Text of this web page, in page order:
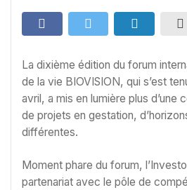
La dixième édition du forum
de la vie BIOVISION, qui s’est
avril, a mis en lumière plus d’une
de projets en gestation,
différentes.
Moment phare du forum,
partenariat avec le pôle de